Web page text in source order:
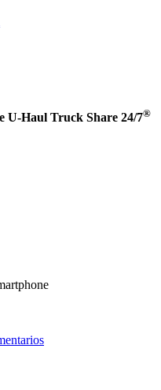
U-Haul Truck Share 24/7®